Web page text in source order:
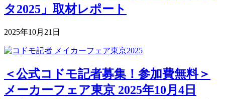
タ2025」取材レポート
2025年10月21日
＜公式コドモ記者募集！参加費無料＞
メーカーフェア東京 2025年10月4日